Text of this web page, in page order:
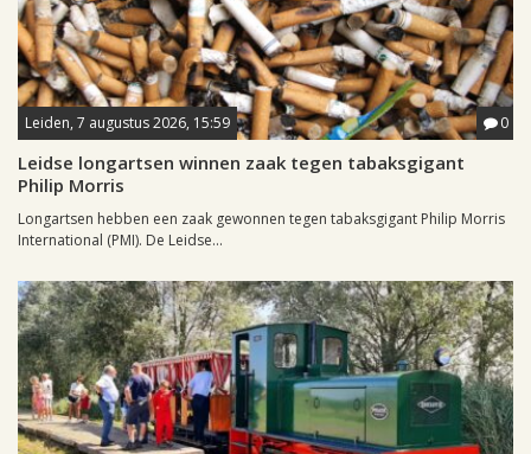
Leiden, 7 augustus 2026, 15:59 0
Leidse longartsen winnen zaak tegen tabaksgigant
Philip Morris
Longartsen hebben een zaak gewonnen tegen tabaksgigant Philip Morris
International (PMI). De Leidse...